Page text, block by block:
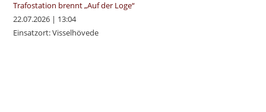
Trafostation brennt „Auf der Loge“
22.07.2026 | 13:04
Einsatzort: Visselhövede